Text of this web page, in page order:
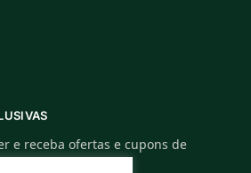
e receba ofertas e cupons de